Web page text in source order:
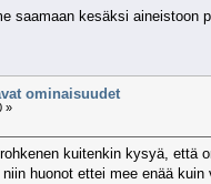
saamaan kesäksi
ominaisuudet
»
kuitenkin kysyä, että
huonot ettei mee enää